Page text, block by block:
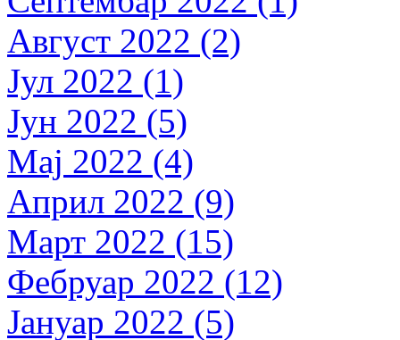
Август 2022 (2)
Јул 2022 (1)
Јун 2022 (5)
Мај 2022 (4)
Април 2022 (9)
Март 2022 (15)
Фебруар 2022 (12)
Јануар 2022 (5)